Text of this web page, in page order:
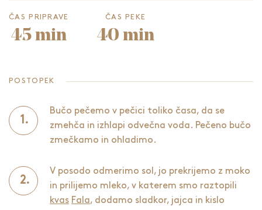
ČAS PRIPRAVE
45 min
ČAS PEKE
40 min
POSTOPEK
Bučo pečemo v pečici toliko časa, da se
zmehča in izhlapi odvečna voda. Pečeno bučo
zmečkamo in ohladimo.
V posodo odmerimo sol, jo prekrijemo z moko
in prilijemo mleko, v katerem smo raztopili
kvas Fala, dodamo sladkor, jajca in kislo